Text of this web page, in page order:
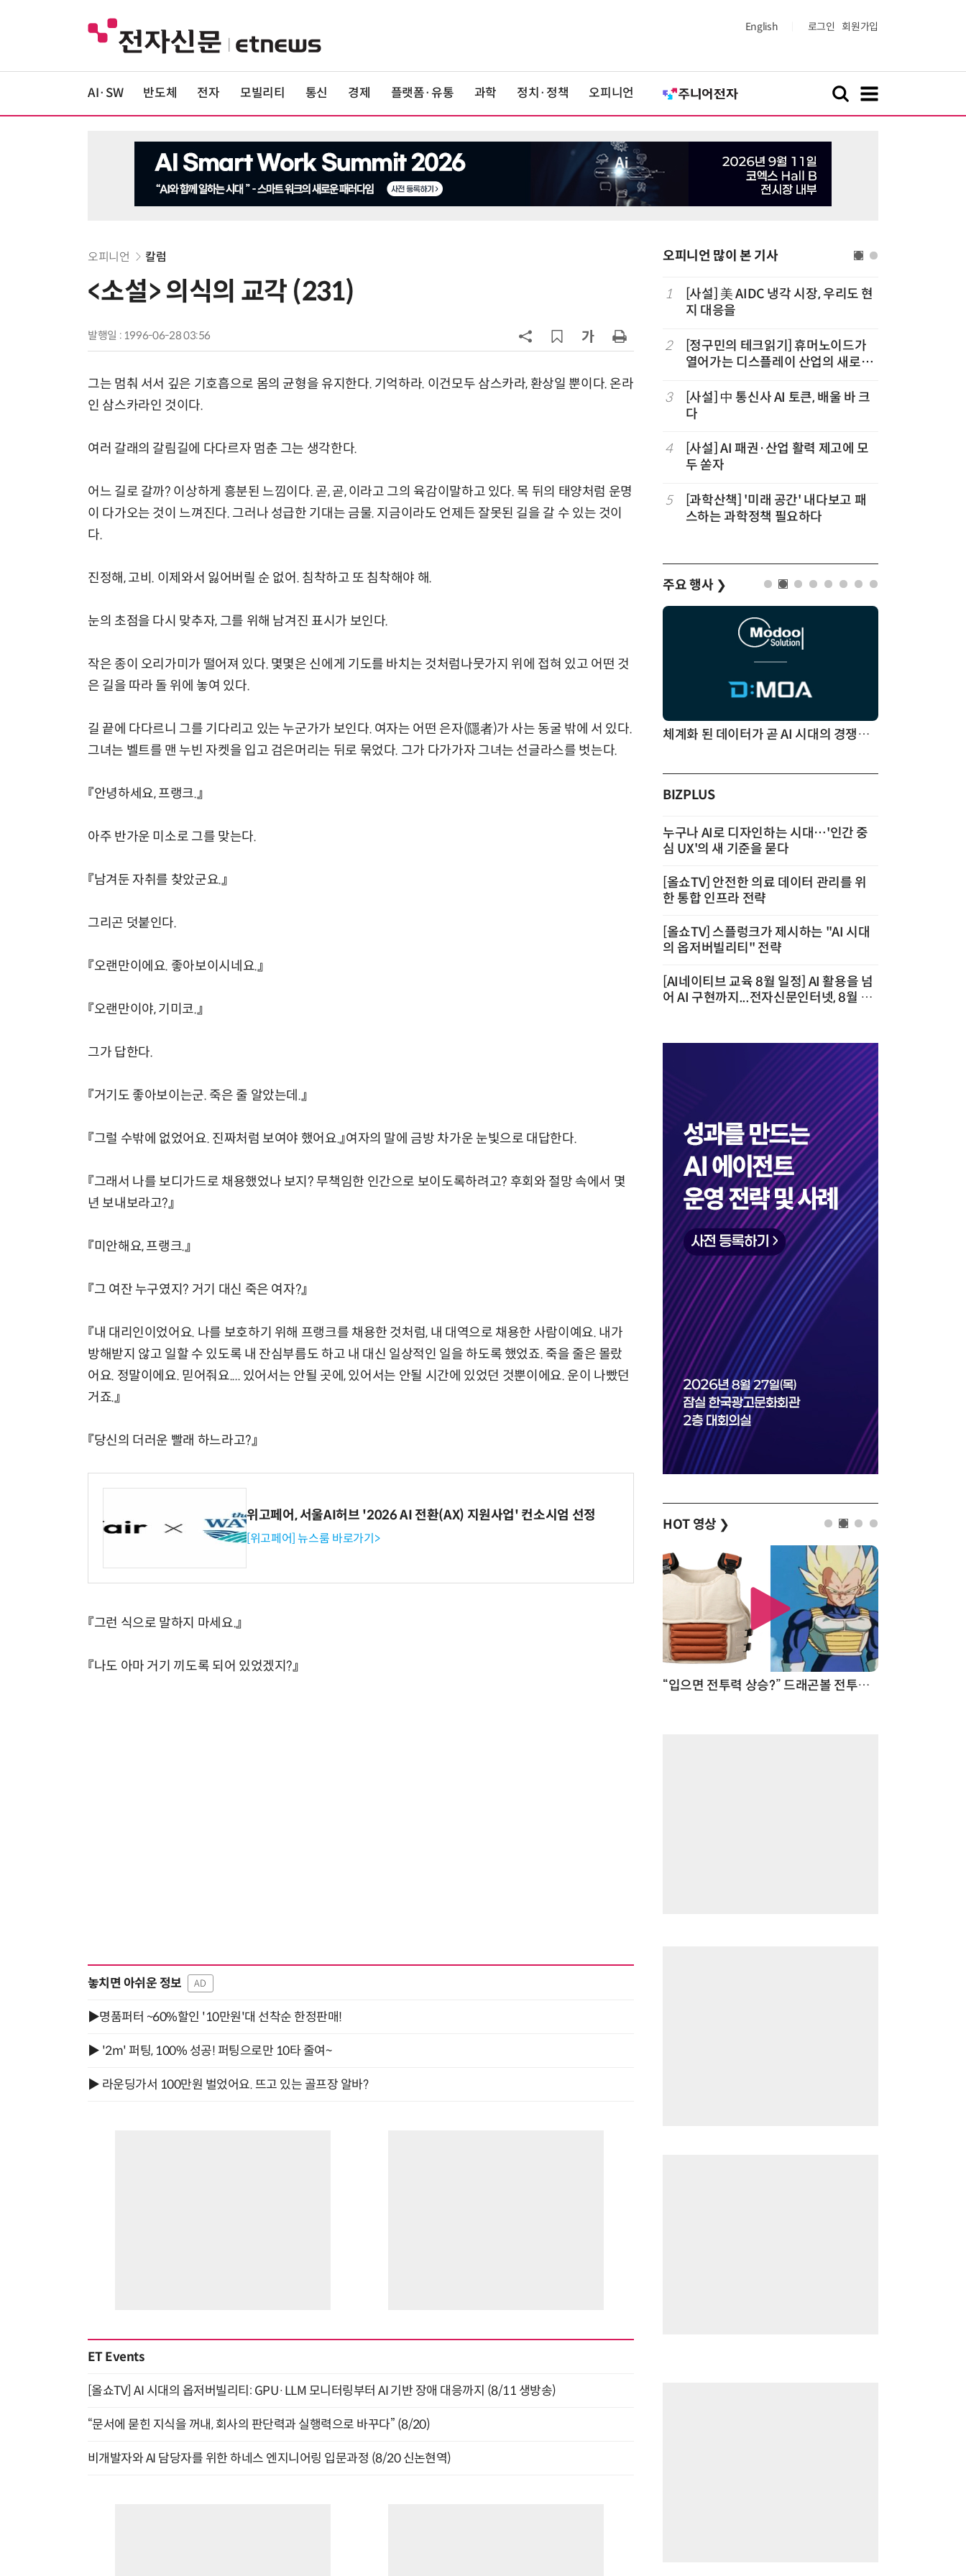
English 로그인 회원가입
AI·SW 반도체 전자 모빌리티 통신 경제 플랫폼·유통 과학 정치·정책 오피니언
오피니언 칼럼
<소설> 의식의 교각 (231)
발행일 : 1996-06-28 03:56
그는 멈춰 서서 깊은 기호흡으로 몸의 균형을 유지한다. 기억하라. 이건모두 삼스카라, 환상일 뿐이다. 온라
인 삼스카라인 것이다.
여러 갈래의 갈림길에 다다르자 멈춘 그는 생각한다.
어느 길로 갈까? 이상하게 흥분된 느낌이다. 곧, 곧, 이라고 그의 육감이말하고 있다. 목 뒤의 태양처럼 운명
이 다가오는 것이 느껴진다. 그러나 성급한 기대는 금물. 지금이라도 언제든 잘못된 길을 갈 수 있는 것이
다.
진정해, 고비. 이제와서 잃어버릴 순 없어. 침착하고 또 침착해야 해.
눈의 초점을 다시 맞추자, 그를 위해 남겨진 표시가 보인다.
작은 종이 오리가미가 떨어져 있다. 몇몇은 신에게 기도를 바치는 것처럼나뭇가지 위에 접혀 있고 어떤 것
은 길을 따라 돌 위에 놓여 있다.
길 끝에 다다르니 그를 기다리고 있는 누군가가 보인다. 여자는 어떤 은자(隱者)가 사는 동굴 밖에 서 있다.
그녀는 벨트를 맨 누빈 자켓을 입고 검은머리는 뒤로 묶었다. 그가 다가가자 그녀는 선글라스를 벗는다.
『안녕하세요, 프랭크.』
아주 반가운 미소로 그를 맞는다.
『남겨둔 자취를 찾았군요.』
그리곤 덧붙인다.
『오랜만이에요. 좋아보이시네요.』
『오랜만이야, 기미코.』
그가 답한다.
『거기도 좋아보이는군. 죽은 줄 알았는데.』
『그럴 수밖에 없었어요. 진짜처럼 보여야 했어요.』여자의 말에 금방 차가운 눈빛으로 대답한다.
『그래서 나를 보디가드로 채용했었나 보지? 무책임한 인간으로 보이도록하려고? 후회와 절망 속에서 몇
년 보내보라고?』
『미안해요, 프랭크.』
『그 여잔 누구였지? 거기 대신 죽은 여자?』
『내 대리인이었어요. 나를 보호하기 위해 프랭크를 채용한 것처럼, 내 대역으로 채용한 사람이예요. 내가
방해받지 않고 일할 수 있도록 내 잔심부름도 하고 내 대신 일상적인 일을 하도록 했었죠. 죽을 줄은 몰랐
어요. 정말이에요. 믿어줘요.... 있어서는 안될 곳에, 있어서는 안될 시간에 있었던 것뿐이에요. 운이 나빴던
거죠.』
『당신의 더러운 빨래 하느라고?』
위고페어, 서울AI허브 '2026 AI 전환(AX) 지원사업' 컨소시엄 선정
[위고페어] 뉴스룸 바로가기>
『그런 식으로 말하지 마세요.』
『나도 아마 거기 끼도록 되어 있었겠지?』
놓치면 아쉬운 정보 AD
▶명품퍼터 ~60%할인 '10만원'대 선착순 한정판매!
▶ '2m' 퍼팅, 100% 성공! 퍼팅으로만 10타 줄여~
▶ 라운딩가서 100만원 벌었어요. 뜨고 있는 골프장 알바?
ET Events
[올쇼TV] AI 시대의 옵저버빌리티: GPU·LLM 모니터링부터 AI 기반 장애 대응까지 (8/11 생방송)
“문서에 묻힌 지식을 꺼내, 회사의 판단력과 실행력으로 바꾸다” (8/20)
비개발자와 AI 담당자를 위한 하네스 엔지니어링 입문과정 (8/20 신논현역)
오피니언 많이 본 기사
능한 삶 구현해야”
[전문가기고]공동주택의 열에너지까
10 [김경환 변호사의 IT법] 〈13〉클라우
드 해킹 사고, '책임 공유'를 넘어 '기
1
[사설] 美 AIDC 냉각 시장, 우리도 현
지 대응을
2
[정구민의 테크읽기] 휴머노이드가
열어가는 디스플레이 산업의 새로운
3
[사설] 中 통신사 AI 토큰, 배울 바 크
다
4
[사설] AI 패권·산업 활력 제고에 모
두 쏟자
5
[과학산책] '미래 공간' 내다보고 패
스하는 과학정책 필요하다
주요 행사 ❯
AI Native Enterprise를 지원하는 AI Ready Data 플랫폼 활용 전략 AI 시대의 옵저버빌리티: GPU·LLM 모니터링부터 AI 기반 장애 대응까지 체계화 된 데이터가 곧 AI 시대의 경쟁력이다
BIZPLUS
누구나 AI로 디자인하는 시대…'인간 중
심 UX'의 새 기준을 묻다
[올쇼TV] 안전한 의료 데이터 관리를 위
한 통합 인프라 전략
[올쇼TV] 스플렁크가 제시하는 "AI 시대
의 옵저버빌리티" 전략
[AI네이티브 교육 8월 일정] AI 활용을 넘
어 AI 구현까지...전자신문인터넷, 8월 실
HOT 영상 ❯
“입으면 전투력 상승?” 드래곤볼 전투복 닮은 중량조끼